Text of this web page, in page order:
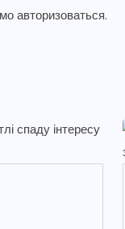
авторизоваться.